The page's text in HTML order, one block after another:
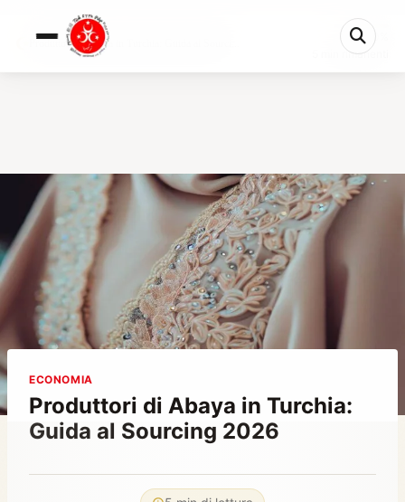
Produttori di Abaya in Turchia: Guida al Sourci...
5 min rimanenti
ECONOMIA
Produttori di Abaya in Turchia:
Guida al Sourcing 2026